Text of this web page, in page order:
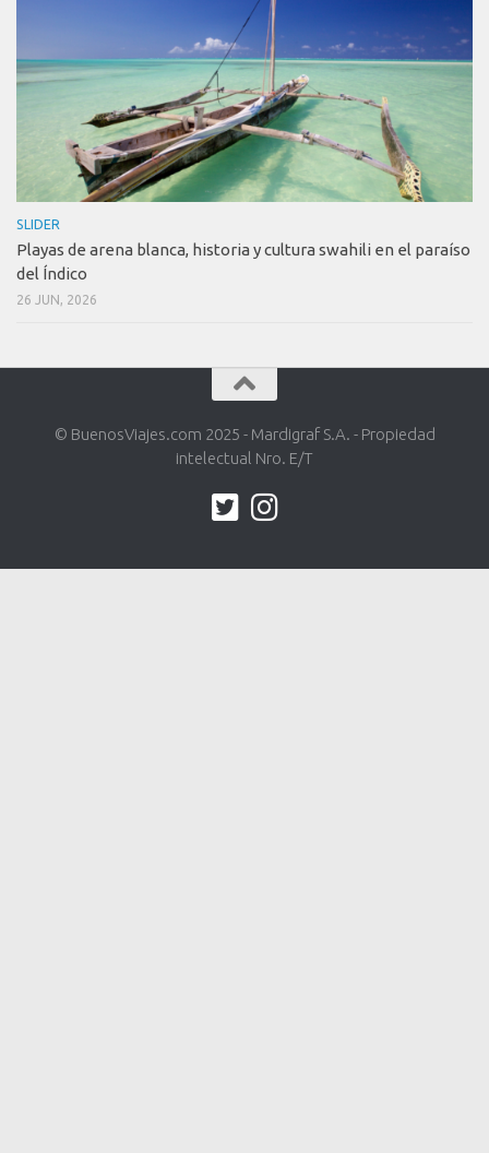
SLIDER
Playas de arena blanca, historia y cultura swahili en el paraíso
del Índico
26 JUN, 2026
© BuenosViajes.com 2025 - Mardigraf S.A. - Propiedad
intelectual Nro. E/T